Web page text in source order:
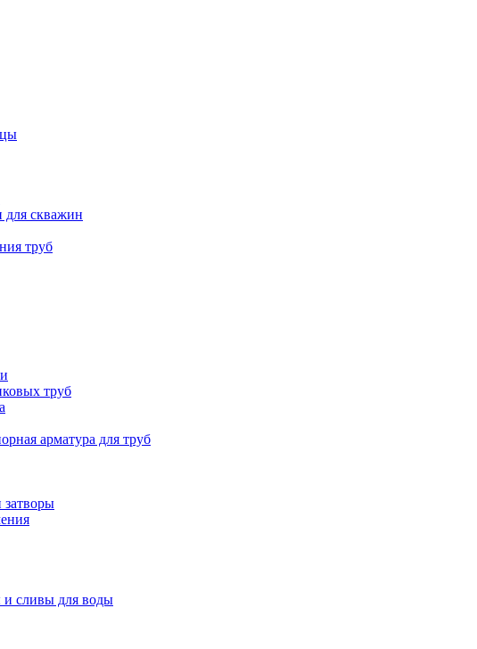
для скважин
труб
труб
арматура для труб
и сливы для воды